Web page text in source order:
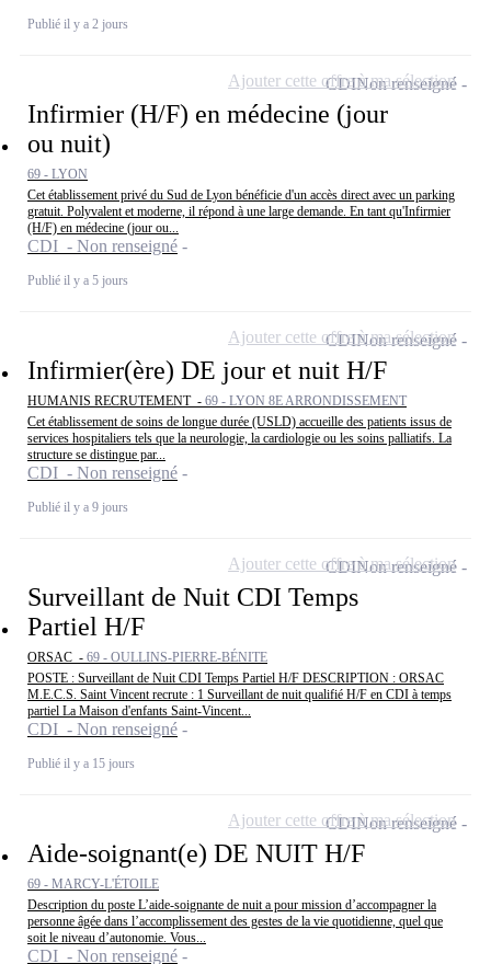
Publié il y a 2 jours
Infirmier (H/F) en médecine (jour
ou nuit)
69 - LYON
Cet établissement privé du Sud de Lyon bénéficie d'un accès direct avec un parking
gratuit. Polyvalent et moderne, il répond à une large demande. En tant qu'Infirmier
(H/F) en médecine (jour ou...
CDI - Non renseigné
Publié il y a 5 jours
CDINon renseigné
Ajouter cette offre à ma sélection
Infirmier(ère) DE jour et nuit H/F
HUMANIS RECRUTEMENT - 69 - LYON 8E ARRONDISSEMENT
Cet établissement de soins de longue durée (USLD) accueille des patients issus de
services hospitaliers tels que la neurologie, la cardiologie ou les soins palliatifs. La
structure se distingue par...
CDI - Non renseigné
Publié il y a 9 jours
CDINon renseigné
Ajouter cette offre à ma sélection
Surveillant de Nuit CDI Temps
Partiel H/F
ORSAC - 69 - OULLINS-PIERRE-BÉNITE
POSTE : Surveillant de Nuit CDI Temps Partiel H/F DESCRIPTION : ORSAC
M.E.C.S. Saint Vincent recrute : 1 Surveillant de nuit qualifié H/F en CDI à temps
partiel La Maison d'enfants Saint-Vincent...
CDI - Non renseigné
Publié il y a 15 jours
CDINon renseigné
Ajouter cette offre à ma sélection
Aide-soignant(e) DE NUIT H/F
69 - MARCY-L'ÉTOILE
Description du poste L’aide-soignante de nuit a pour mission d’accompagner la
personne âgée dans l’accomplissement des gestes de la vie quotidienne, quel que
soit le niveau d’autonomie. Vous...
CDI - Non renseigné
CDINon renseigné
Ajouter cette offre à ma sélection